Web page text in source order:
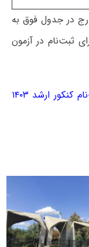
در جدول فوق به
ثبت‌نام در آزمون
کنکور ارشد ۱۴۰۳